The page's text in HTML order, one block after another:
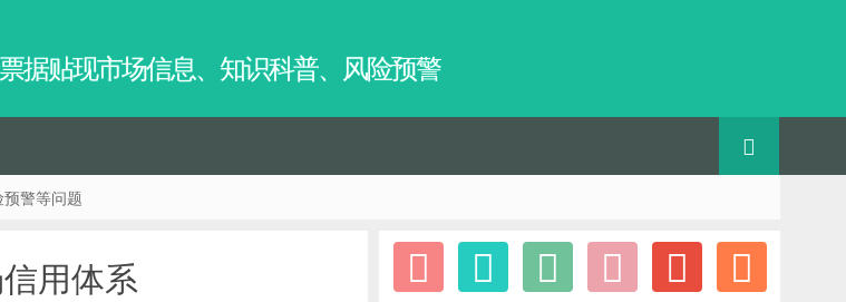
据贴现市场信息、知识科普、风险预警
警等问题
用体系